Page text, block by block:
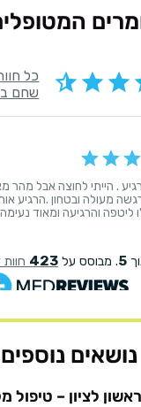
נושאים
לציון – טיפול